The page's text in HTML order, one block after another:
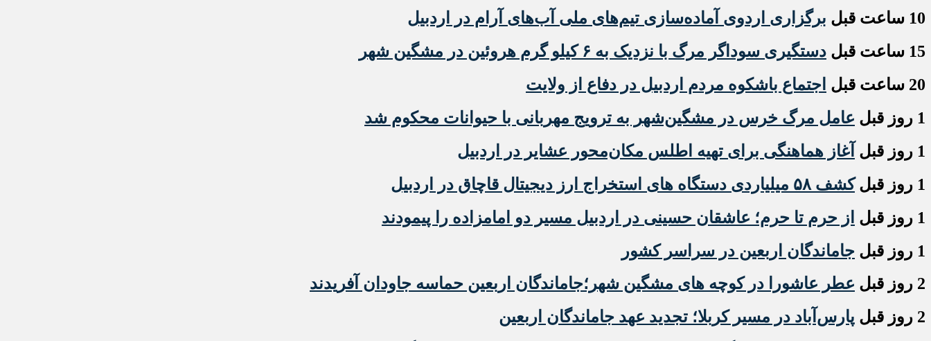
10 ساعت قبل
برگزاری اردوی آماده‌سازی تیم‌های ملی آب‌های آرام در اردبیل
15 ساعت قبل
دستگیری سوداگر مرگ با نزدیک به ۶ کیلو گرم هروئین در مشگین شهر
20 ساعت قبل
اجتماع باشکوه مردم اردبیل در دفاع از ولایت
1 روز قبل
عامل مرگ خرس در مشگین‌شهر به ترویج مهربانی با حیوانات محکوم شد
1 روز قبل
آغاز هماهنگی برای تهیه اطلس مکان‌محور عشایر در اردبیل
1 روز قبل
کشف ۵۸ میلیاردی دستگاه های استخراج ارز دیجیتال قاچاق در اردبیل
1 روز قبل
از حرم تا حرم؛ عاشقان حسینی در اردبیل مسیر دو امامزاده را پیمودند
1 روز قبل
جاماندگان اربعین در سراسر کشور
2 روز قبل
عطر عاشورا در کوچه های مشگین شهر؛جاماندگان اربعین حماسه جاودان آفریدند
2 روز قبل
پارس‌آباد در مسیر کربلا؛ تجدید عهد جاماندگان اربعین